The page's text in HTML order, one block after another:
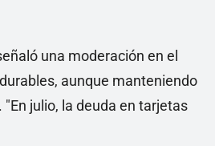
una moderación en el
aunque manteniendo
julio, la deuda en tarjetas